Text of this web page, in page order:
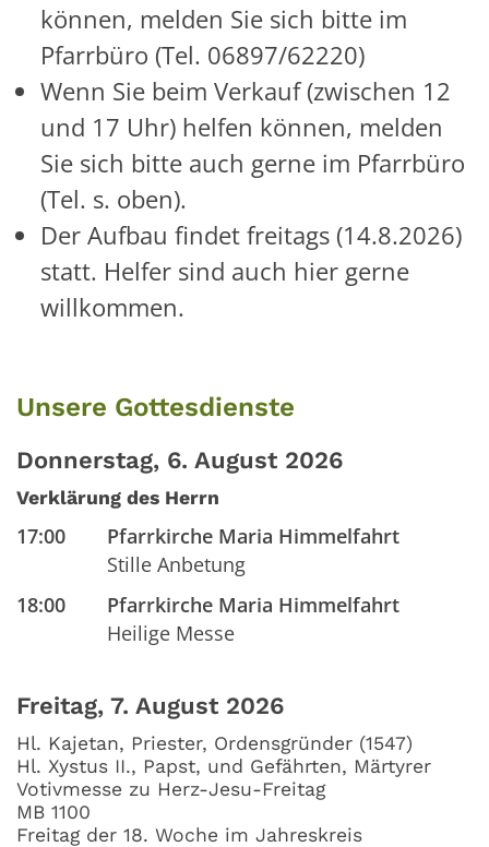
können, melden Sie sich bitte im
Pfarrbüro (Tel. 06897/62220)
Wenn Sie beim Verkauf (zwischen 12
und 17 Uhr) helfen können, melden
Sie sich bitte auch gerne im Pfarrbüro
(Tel. s. oben).
Der Aufbau findet freitags (14.8.2026)
statt. Helfer sind auch hier gerne
willkommen.
Unsere Gottesdienste
Donnerstag, 6. August 2026
Verklärung des Herrn
17:00
Pfarrkirche Maria Himmelfahrt
Stille Anbetung
18:00
Pfarrkirche Maria Himmelfahrt
Heilige Messe
Freitag, 7. August 2026
Hl. Kajetan, Priester, Ordensgründer (1547)
Hl. Xystus II., Papst, und Gefährten, Märtyrer
Votivmesse zu Herz-Jesu-Freitag
MB 1100
Freitag der 18. Woche im Jahreskreis